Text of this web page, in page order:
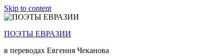
Skip to content
ПОЭТЫ ЕВРАЗИИ
в переводах Евгения Чеканова